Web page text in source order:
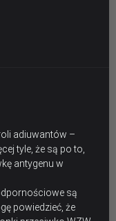
adiuwantów –
tyle, że są po to,
antygenu w
są
powiedzieć, że